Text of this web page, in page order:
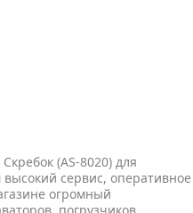
(AS-8020) для
сервис, оперативное
огромный
погрузчиков,